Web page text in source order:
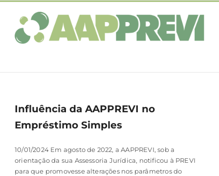
conteúdo
Influência da AAPPREVI no
Empréstimo Simples
10/01/2024 Em agosto de 2022, a AAPPREVI, sob a
orientação da sua Assessoria Jurídica, notificou à PREVI
para que promovesse alterações nos parâmetros do